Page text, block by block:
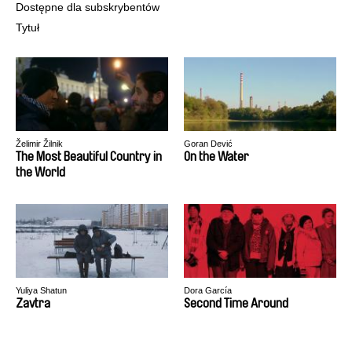
Dostępne dla subskrybentów
Tytuł
Želimir Žilnik
The Most Beautiful Country in
the World
Goran Dević
On the Water
Yuliya Shatun
Zavtra
Dora García
Second Time Around